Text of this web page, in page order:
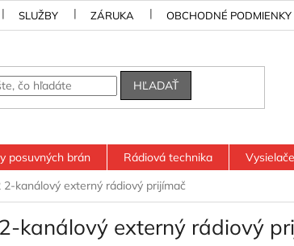
SLUŽBY ZÁRUKA OBCHODNÉ PODMIENKY
HĽADAŤ
posuvných brán Rádiová technika
2-kanálový externý rádiový prijímač
kanálový externý rádiový